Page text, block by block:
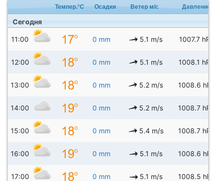
Темпер.°C Осадки Ветер м/с Давление
Сегодня
11:00 0 mm 5.1 m/s 1007.7 hPa
12:00 0 mm 5.1 m/s 1008.1 hPa
13:00 0 mm 5.2 m/s 1008.6 hPa
14:00 0 mm 5.2 m/s 1008.7 hPa
15:00 0 mm 5.4 m/s 1008.7 hPa
16:00 0 mm 5.1 m/s 1008.6 hPa
17:00 0 mm 5.1 m/s 1008.5 hPa